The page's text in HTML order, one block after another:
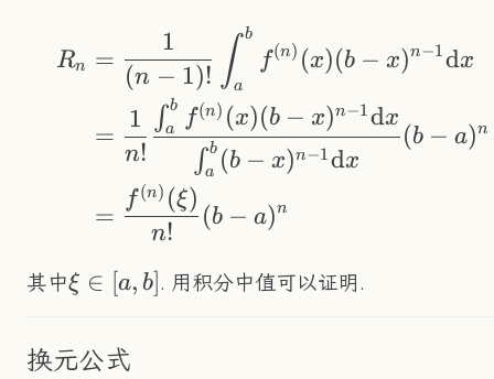
\begin{aligned}
Rn =
(n − 1)!
1 ∫a
b
f(n) (x)(b − x)n−1dx
=
n!
1
∫a
b (b − x)n−1dx
∫a
b
f(n) (x)(b − x)n−1 dx
(b − a)n
=
n!
f(n) (ξ)
(b − a)n
其中\xi\in[a,b]
ξ ∈ [a, b]. 用积分中值可以证明.
换元公式